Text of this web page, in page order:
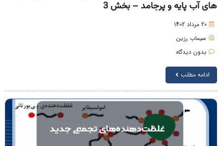
های آب پایه و پرجامد – بخش 3
20 مرداد 1402
سیماب رزین
بدون دیدگاه
ادامه مطلب